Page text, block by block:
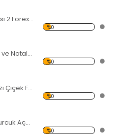
Ayçiçeği Tarlası 2 Forex Tablo
%0
Kırmızı Keman ve Notalar Forex Tablo
%0
Boyama Kırmızı Çiçek Forex Tablo
%0
Çiçek ve Tomurcuk Açmış Manolya Forex Tablo
%0